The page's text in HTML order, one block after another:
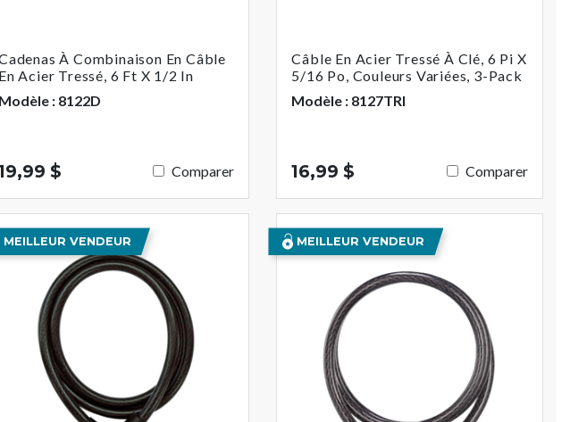
À Combinaison En Câble
En Acier Tressé, 6 Ft X 1/2 In
Modèle : 8122D
$ Comparer
Câble En Acier Tressé À Clé, 6 Pi X
5/16 Po, Couleurs Variées, 3-Pack
Modèle : 8127TRI
16,99 $ Comparer
MEILLEUR VENDEUR MEILLEUR VENDEUR